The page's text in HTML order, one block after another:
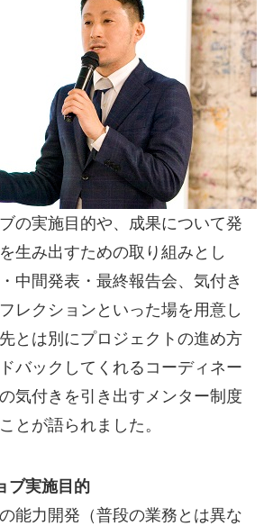
の実施目的や、成果について発
生み出すための取り組みとし
中間発表・最終報告会、気付き
レクションといった場を用意し
とは別にプロジェクトの進め方
バックしてくれるコーディネー
気付きを引き出すメンター制度
とが語られました。
ブ実施目的
能力開発（普段の業務とは異な